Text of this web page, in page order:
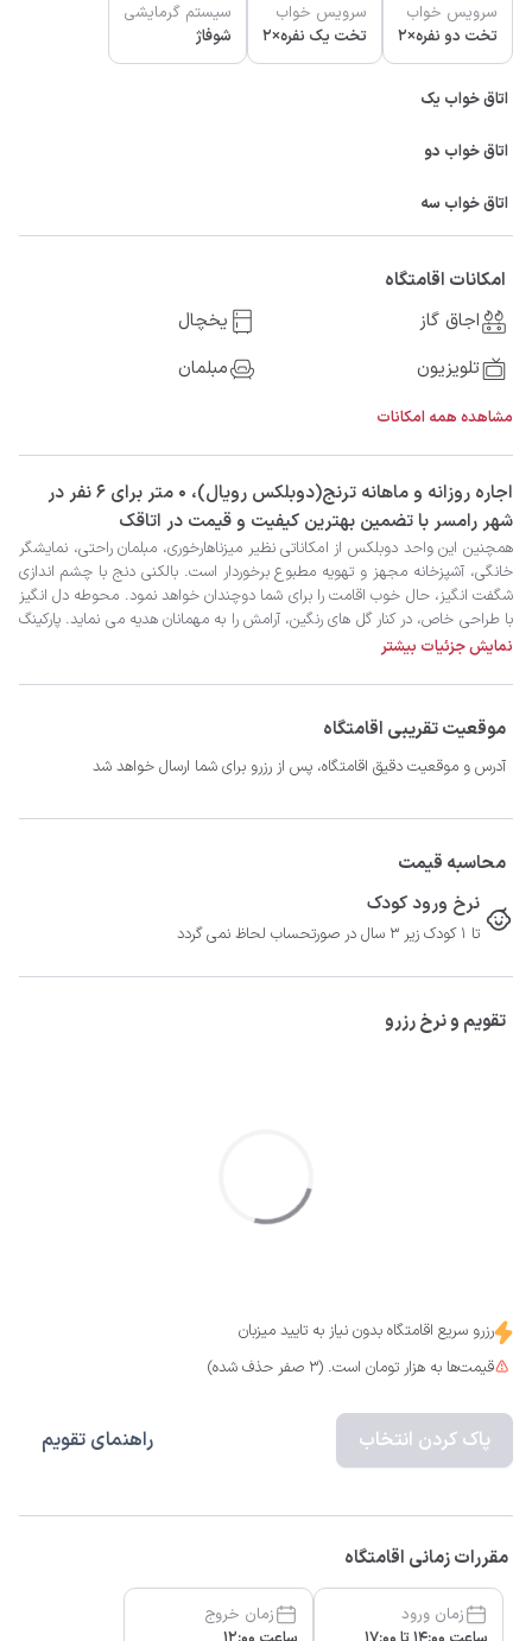
سرویس خواب
تخت دو نفره×2
سرویس خواب
تخت یک نفره×2
سیستم گرمایشی
شوفاژ
اتاق خواب یک
اتاق خواب دو
اتاق خواب سه
امکانات اقامتگاه
اجاق گاز
یخچال
تلویزیون
مبلمان
مشاهده همه امکانات
‫‫اجاره روزانه و ماهانه ترنج(دوبلکس رویال)، 0 متر برای 6 نفر در
شهر رامسر با تضمین بهترین کیفیت و قیمت در اتاقک
نمایش جزئیات بیشتر
موقعیت تقریبی اقامتگاه
آدرس و موقعیت دقیق اقامتگاه، پس از رزرو برای شما ارسال خواهد شد
محاسبه قیمت
نرخ ورود کودک
تا 1 کودک زیر 3 سال در صورتحساب لحاظ نمی گردد
تقویم و نرخ رزرو
رزرو سریع اقامتگاه بدون نیاز به تایید میزبان
قیمت‌ها به هزار تومان است. (3 صفر حذف شده)
پاک کردن انتخاب راهنمای تقویم
مقررات زمانی اقامتگاه
زمان ورود
زمان خروج